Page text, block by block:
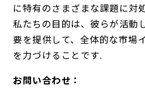
に特有のさまざまな課題に対
私たちの目的は、彼らが活動
要を提供して、全体的な市場
を力づけることです.
お問い合わせ：